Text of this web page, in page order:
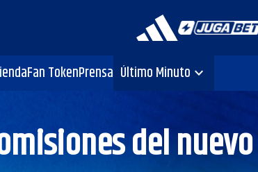
Fan TokenPrensa Último Minuto expand_more
del